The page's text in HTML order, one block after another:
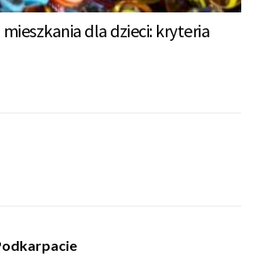
dla dzieci: kryteria